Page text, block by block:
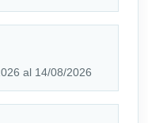
al 14/08/2026